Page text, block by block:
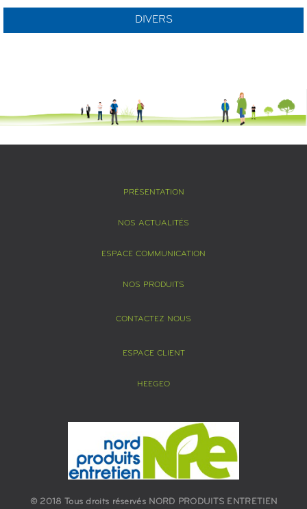
DIVERS
PRÉSENTATION
NOS ACTUALITÉS
ESPACE COMMUNICATION
NOS PRODUITS
CONTACTEZ NOUS
ESPACE CLIENT
HEEGEO
© 2018 Tous droits réservés NORD PRODUITS ENTRETIEN